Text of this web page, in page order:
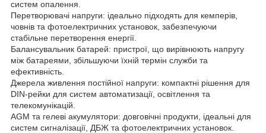
систем опалення.
Перетворювачі напруги: ідеально підходять для кемперів,
човнів та фотоелектричних установок, забезпечуючи
стабільне перетворення енергії.
Балансувальник батарей: пристрої, що вирівнюють напругу
між батареями, збільшуючи їхній термін служби та
ефективність.
Джерела живлення постійної напруги: компактні рішення для
DIN-рейки для систем автоматизації, освітлення та
телекомунікацій.
AGM та гелеві акумулятори: довговічні продукти, ідеальні для
систем сигналізації, ДБЖ та фотоелектричних установок.